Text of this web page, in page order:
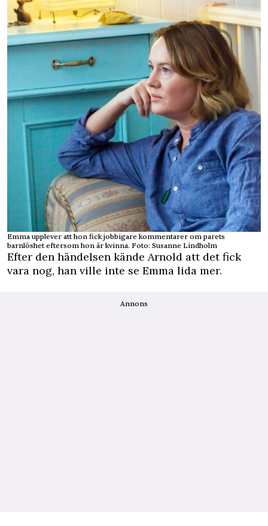
Emma upplever att hon fick jobbigare kommentarer om parets
barnlöshet eftersom hon är kvinna. Foto: Susanne Lindholm
Efter den händelsen kände Arnold att det fick
vara nog, han ville inte se Emma lida mer.
Annons